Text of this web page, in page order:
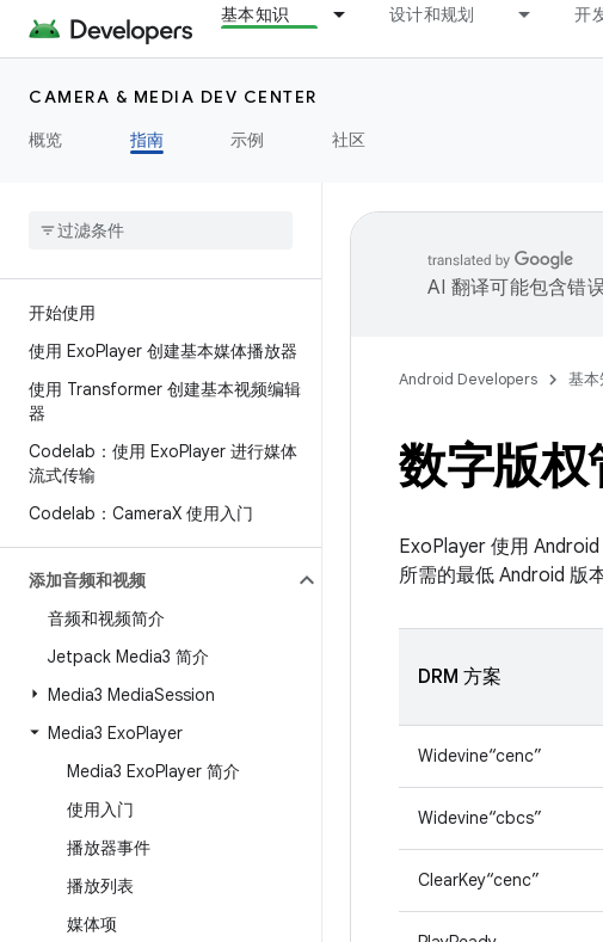
基本知识 设计和规划 开
CAMERA & MEDIA DEV CENTER
概览
指南 示例 社区
开始使用
使用 ExoPlayer 创建基本媒体播放器
使用 Transformer 创建基本视频编辑
器
Codelab：使用 ExoPlayer 进行媒体
流式传输
Codelab：CameraX 使用入门
添加音频和视频
音频和视频简介
Jetpack Media3 简介
Media3 MediaSession
Media3 ExoPlayer
Media3 ExoPlayer 简介
使用入门
播放器事件
播放列表
媒体项
AI 翻译可能包含错误
Android Developers 基本
数字版权
ExoPlayer 使用 Android
所需的最低 Android 版
DRM 方案
Widevine“cenc”
Widevine“cbcs”
ClearKey“cenc”